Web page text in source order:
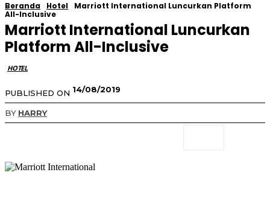
Beranda Hotel
Marriott International Luncurkan Platform
All-Inclusive
Marriott International Luncurkan
Platform All-Inclusive
HOTEL
PUBLISHED ON 14/08/2019
BY HARRY